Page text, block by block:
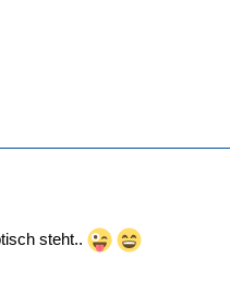
steht..